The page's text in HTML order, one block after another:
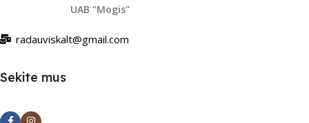
UAB "Mogis"
radauviskalt@gmail.com
Sekite mus